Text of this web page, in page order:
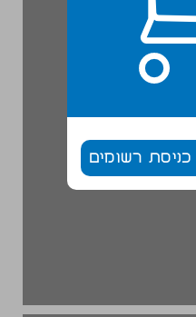
כניסת רשומים